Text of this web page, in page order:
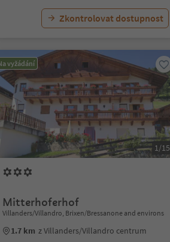
Zkontrolovat dostupnost
vyžádání
1/15
Mitterhoferhof
Villanders/Villandro, Brixen/Bressanone and environs
1.7 km z Villanders/Villandro centrum